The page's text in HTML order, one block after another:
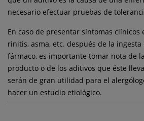
necesario efectuar pruebas de
En caso de presentar síntomas
rinitis, asma, etc. después de la
fármaco, es importante tomar nota de
producto o de los aditivos que éste
serán de gran utilidad para el
hacer un estudio etiológico.